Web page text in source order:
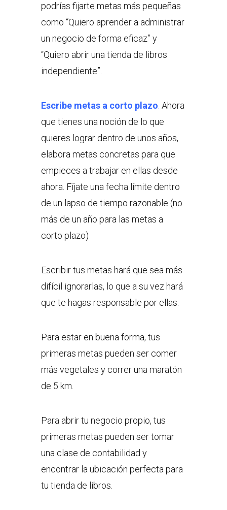
podrías fijarte metas más pequeñas
como “Quiero aprender a administrar
un negocio de forma eficaz” y
“Quiero abrir una tienda de libros
independiente”.
Escribe metas a corto plazo. Ahora
que tienes una noción de lo que
quieres lograr dentro de unos años,
elabora metas concretas para que
empieces a trabajar en ellas desde
ahora. Fíjate una fecha límite dentro
de un lapso de tiempo razonable (no
más de un año para las metas a
corto plazo)
Escribir tus metas hará que sea más
difícil ignorarlas, lo que a su vez hará
que te hagas responsable por ellas.
Para estar en buena forma, tus
primeras metas pueden ser comer
más vegetales y correr una maratón
de 5 km.
Para abrir tu negocio propio, tus
primeras metas pueden ser tomar
una clase de contabilidad y
encontrar la ubicación perfecta para
tu tienda de libros.